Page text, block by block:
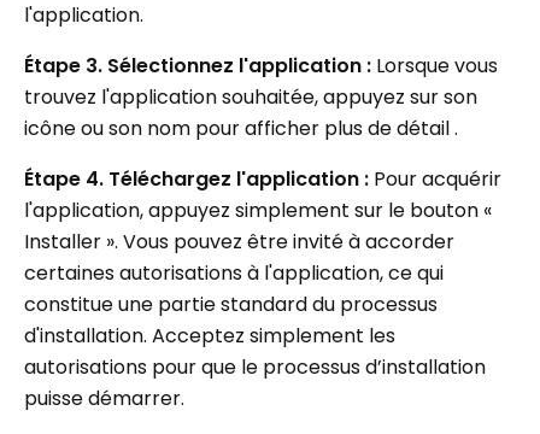
l'application.
Étape 3. Sélectionnez l'application : Lorsque vous
trouvez l'application souhaitée, appuyez sur son
icône ou son nom pour afficher plus de détail .
Étape 4. Téléchargez l'application : Pour acquérir
l'application, appuyez simplement sur le bouton «
Installer ». Vous pouvez être invité à accorder
certaines autorisations à l'application, ce qui
constitue une partie standard du processus
d'installation. Acceptez simplement les
autorisations pour que le processus d’installation
puisse démarrer.